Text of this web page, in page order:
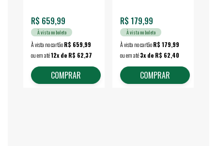
R$ 659,99
À vista no boleto
À vista no cartãoR$ 659,99
ou em até12x de R$ 62,37
COMPRAR
R$ 179,99
À vista no boleto
À vista no cartãoR$ 179,99
ou em até3x de R$ 62,40
COMPRAR